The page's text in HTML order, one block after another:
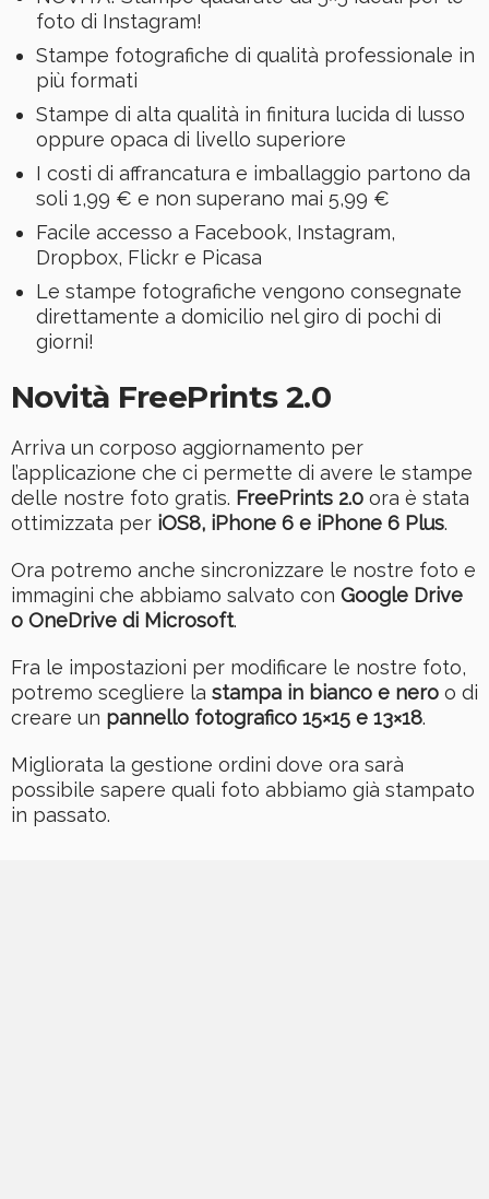
foto di Instagram!
Stampe fotografiche di qualità professionale in
più formati
Stampe di alta qualità in finitura lucida di lusso
oppure opaca di livello superiore
I costi di affrancatura e imballaggio partono da
soli 1,99 € e non superano mai 5,99 €
Facile accesso a Facebook, Instagram,
Dropbox, Flickr e Picasa
Le stampe fotografiche vengono consegnate
direttamente a domicilio nel giro di pochi di
giorni!
Novità FreePrints 2.0
Arriva un corposo aggiornamento per
l’applicazione che ci permette di avere le stampe
delle nostre foto gratis. FreePrints 2.0 ora è stata
ottimizzata per iOS8, iPhone 6 e iPhone 6 Plus.
Ora potremo anche sincronizzare le nostre foto e
immagini che abbiamo salvato con Google Drive
o OneDrive di Microsoft.
Fra le impostazioni per modificare le nostre foto,
potremo scegliere la stampa in bianco e nero o di
creare un pannello fotografico 15×15 e 13×18.
Migliorata la gestione ordini dove ora sarà
possibile sapere quali foto abbiamo già stampato
in passato.